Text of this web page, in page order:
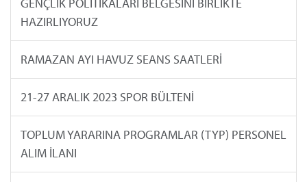
GENÇLİK POLİTİKALARI BELGESİNİ BİRLİKTE
HAZIRLIYORUZ
RAMAZAN AYI HAVUZ SEANS SAATLERİ
21-27 ARALIK 2023 SPOR BÜLTENİ
TOPLUM YARARINA PROGRAMLAR (TYP) PERSONEL
ALIM İLANI